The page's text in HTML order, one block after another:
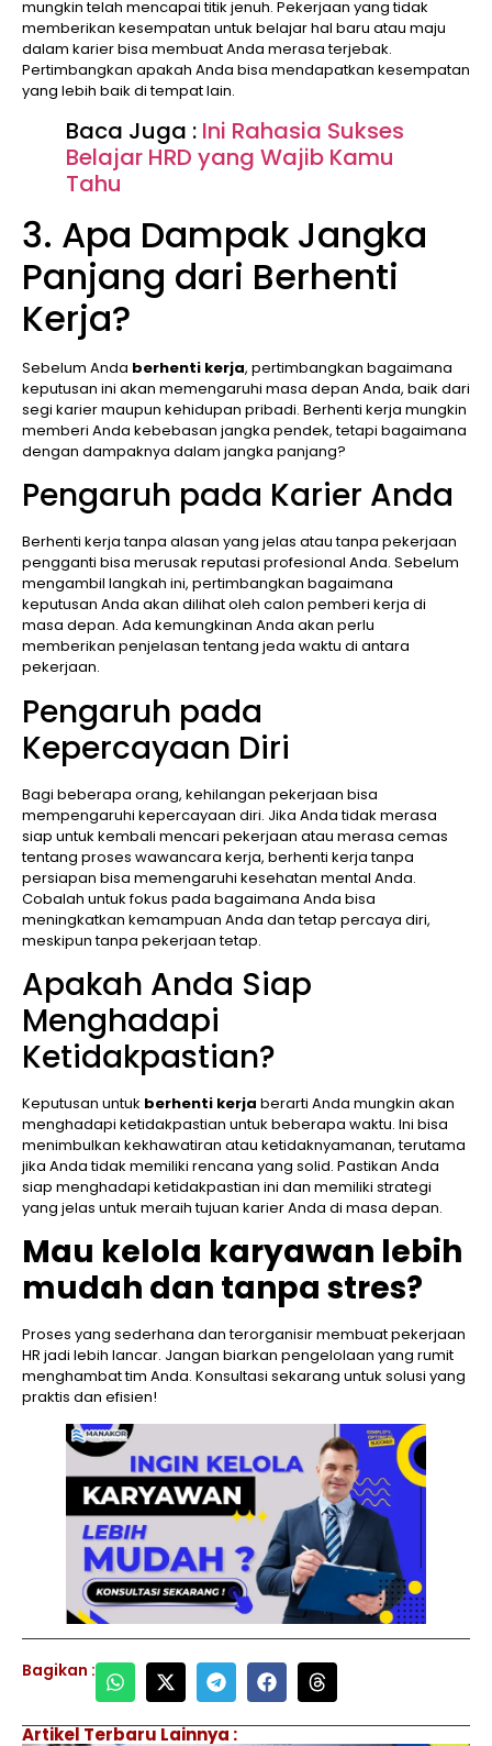
mungkin telah mencapai titik jenuh. Pekerjaan yang tidak
memberikan kesempatan untuk belajar hal baru atau maju
dalam karier bisa membuat Anda merasa terjebak.
Pertimbangkan apakah Anda bisa mendapatkan kesempatan
yang lebih baik di tempat lain.
Baca Juga : Ini Rahasia Sukses
Belajar HRD yang Wajib Kamu
Tahu
3. Apa Dampak Jangka
Panjang dari Berhenti
Kerja?
Sebelum Anda berhenti kerja, pertimbangkan bagaimana
keputusan ini akan memengaruhi masa depan Anda, baik dari
segi karier maupun kehidupan pribadi. Berhenti kerja mungkin
memberi Anda kebebasan jangka pendek, tetapi bagaimana
dengan dampaknya dalam jangka panjang?
Pengaruh pada Karier Anda
Berhenti kerja tanpa alasan yang jelas atau tanpa pekerjaan
pengganti bisa merusak reputasi profesional Anda. Sebelum
mengambil langkah ini, pertimbangkan bagaimana
keputusan Anda akan dilihat oleh calon pemberi kerja di
masa depan. Ada kemungkinan Anda akan perlu
memberikan penjelasan tentang jeda waktu di antara
pekerjaan.
Pengaruh pada
Kepercayaan Diri
Bagi beberapa orang, kehilangan pekerjaan bisa
mempengaruhi kepercayaan diri. Jika Anda tidak merasa
siap untuk kembali mencari pekerjaan atau merasa cemas
tentang proses wawancara kerja, berhenti kerja tanpa
persiapan bisa memengaruhi kesehatan mental Anda.
Cobalah untuk fokus pada bagaimana Anda bisa
meningkatkan kemampuan Anda dan tetap percaya diri,
meskipun tanpa pekerjaan tetap.
Apakah Anda Siap
Menghadapi
Ketidakpastian?
Keputusan untuk berhenti kerja berarti Anda mungkin akan
menghadapi ketidakpastian untuk beberapa waktu. Ini bisa
menimbulkan kekhawatiran atau ketidaknyamanan, terutama
jika Anda tidak memiliki rencana yang solid. Pastikan Anda
siap menghadapi ketidakpastian ini dan memiliki strategi
yang jelas untuk meraih tujuan karier Anda di masa depan.
Mau kelola karyawan lebih
mudah dan tanpa stres?
Proses yang sederhana dan terorganisir membuat pekerjaan
HR jadi lebih lancar. Jangan biarkan pengelolaan yang rumit
menghambat tim Anda. Konsultasi sekarang untuk solusi yang
praktis dan efisien!
Bagikan :
Artikel Terbaru Lainnya :